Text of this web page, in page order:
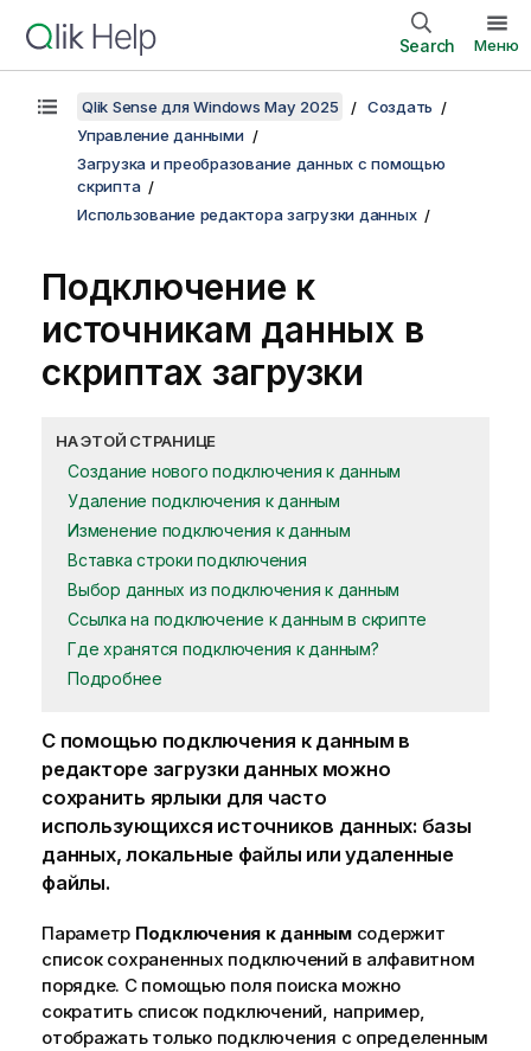
Search Меню
Qlik Sense для Windows May 2025
Создать
Управление данными
Загрузка и преобразование данных с помощью
скрипта
Использование редактора загрузки данных
Подключение к
источникам данных в
скриптах загрузки
НА ЭТОЙ СТРАНИЦЕ
Создание нового подключения к данным
Удаление подключения к данным
Изменение подключения к данным
Вставка строки подключения
Выбор данных из подключения к данным
Ссылка на подключение к данным в скрипте
Где хранятся подключения к данным?
Подробнее
С помощью подключения к данным в
редакторе загрузки данных можно
сохранить ярлыки для часто
использующихся источников данных: базы
данных, локальные файлы или удаленные
файлы.
Параметр Подключения к даннымсодержит
список сохраненных подключений в алфавитном
порядке. С помощью поля поиска можно
сократить список подключений, например,
отображать только подключения с определенным